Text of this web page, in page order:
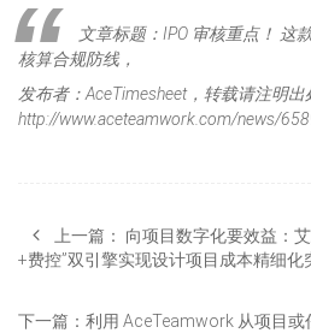
文章标题：IPO 审核重点！ 这
核算合规防线，
发布者：AceTimesheet，转载请注明出
http://www.aceteamwork.com/news/
上一篇： 向项目数字化要效益：
+费控”双引擎实现设计项目成本精细化
下一篇： 利用 AceTeamwork 从项目或